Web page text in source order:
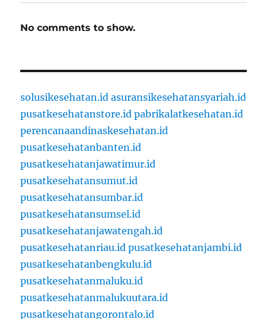
No comments to show.
solusikesehatan.id asuransikesehatansyariah.id
pusatkesehatanstore.id pabrikalatkesehatan.id
perencanaandinaskesehatan.id
pusatkesehatanbanten.id
pusatkesehatanjawatimur.id
pusatkesehatansumut.id
pusatkesehatansumbar.id
pusatkesehatansumsel.id
pusatkesehatanjawatengah.id
pusatkesehatanriau.id pusatkesehatanjambi.id
pusatkesehatanbengkulu.id
pusatkesehatanmaluku.id
pusatkesehatanmalukuutara.id
pusatkesehatangorontalo.id